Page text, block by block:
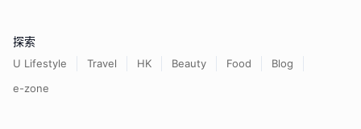
探索
U Lifestyle Travel HK Beauty Food
Blog
e-zone